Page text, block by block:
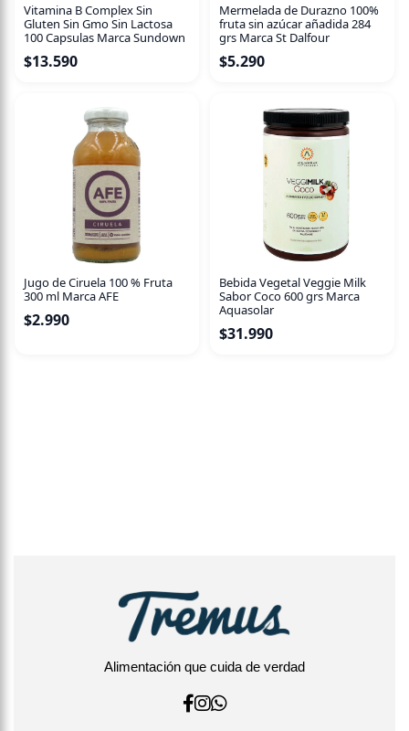
Vitamina B Complex Sin
Gluten Sin Gmo Sin Lactosa
100 Capsulas Marca Sundown
$13.590
Mermelada de Durazno 100%
fruta sin azúcar añadida 284
grs Marca St Dalfour
$5.290
Jugo de Ciruela 100 % Fruta
300 ml Marca AFE
$2.990
Bebida Vegetal Veggie Milk
Sabor Coco 600 grs Marca
Aquasolar
$31.990
Alimentación que cuida de verdad